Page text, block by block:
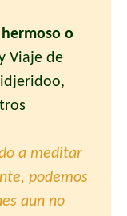
o
Viaje de
a meditar
podemos
aun no